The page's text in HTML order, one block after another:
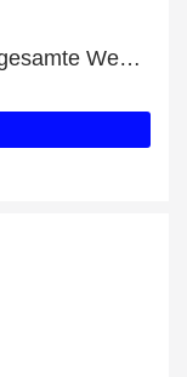
Erhalten Sie 18% Rabatt auf die gesamte Website | 10% Rabatt auf Fotokalender A2